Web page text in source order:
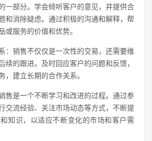
一部分。学会倾听客户的意见，并提供合
和消除疑虑。通过积极的沟通和解释，帮
或服务的价值和优势。
：销售不仅仅是一次性的交易，还需要维
续的跟进。及时回应客户的问题和反馈，
，建立长期的合作关系。
售是一个不断学习和改进的过程。通过参
交流经验、关注市场动态等方式，不断提
知识，以适应不断变化的市场和客户需